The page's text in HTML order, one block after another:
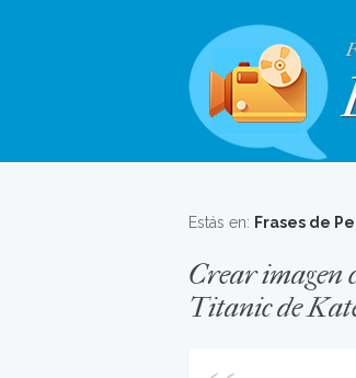
Estás en: Frases de
Crear imagen
Titanic de